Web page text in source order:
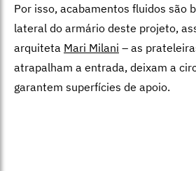
Por isso, acabamentos fluidos são
lateral do armário deste projeto,
arquiteta Mari Milani – as
atrapalham a entrada, deixam a
garantem superfícies de apoio.